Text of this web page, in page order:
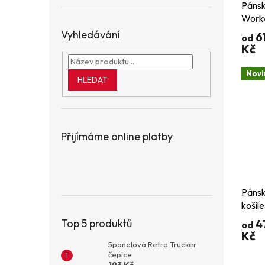
Vyhledávání
HLEDAT
Přijímáme online platby
Top 5 produktů
5panelová Retro Trucker
čepice
od
Kč
od
Kč